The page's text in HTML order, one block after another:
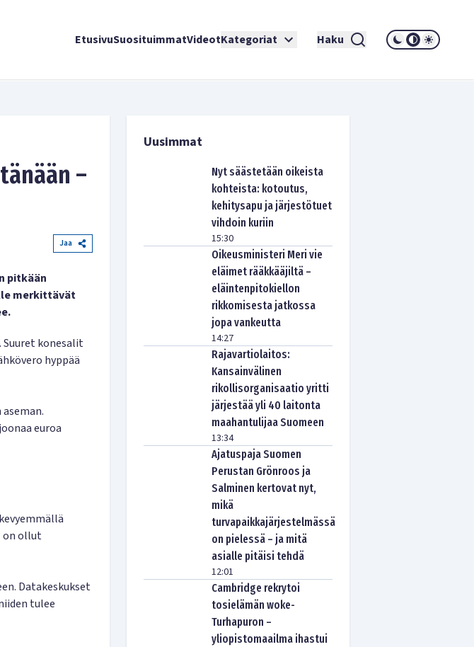
EtusivuSuosituimmatVideotKategoriat Haku
–
Jaa
pitkään
merkittävät
Suuret konesalit
hyppää
euroa
on ollut
Datakeskukset
tulee
Uusimmat
Nyt säästetään oikeista
kohteista: kotoutus,
kehitysapu ja järjestötuet
vihdoin kuriin
15:30
Oikeusministeri Meri vie
eläimet rääkkääjiltä –
eläintenpitokiellon
rikkomisesta jatkossa
jopa vankeutta
14:27
Rajavartiolaitos:
Kansainvälinen
rikollisorganisaatio yritti
järjestää yli 40 laitonta
maahantulijaa Suomeen
13:34
Ajatuspaja Suomen
Perustan Grönroos ja
Salminen kertovat nyt,
mikä
turvapaikkajärjestelmässä
on pielessä – ja mitä
asialle pitäisi tehdä
12:01
Cambridge rekrytoi
tosielämän woke-
Turhapuron –
yliopistomaailma ihastui